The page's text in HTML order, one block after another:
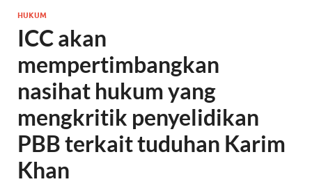
HUKUM
ICC akan
mempertimbangkan
nasihat hukum yang
mengkritik penyelidikan
PBB terkait tuduhan Karim
Khan